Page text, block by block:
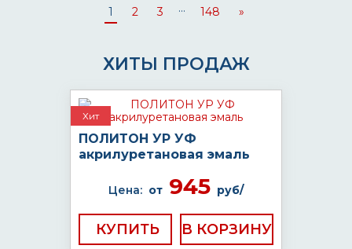
1 2 3 ... 148 »
ХИТЫ ПРОДАЖ
Хит
ПОЛИТОН УР УФ
акрилуретановая эмаль
Цена: от 945 руб/
КУПИТЬ